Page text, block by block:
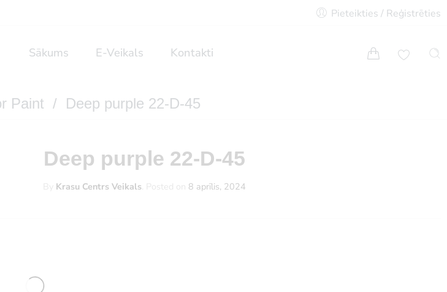
Pieteikties / Reģistrēties
Sākums E-Veikals Kontakti
Paint / Deep purple 22-D-45
Deep purple 22-D-45
By Krasu Centrs Veikals. Posted on 8 aprīlis, 2024